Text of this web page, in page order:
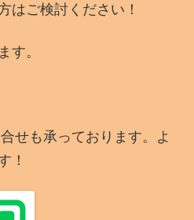
はご検討ください！
す。
せも承っております。よ
！